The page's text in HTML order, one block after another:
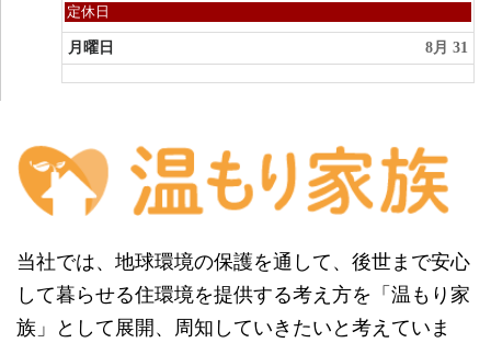
日
曜
日,
8
月
定休日
月曜日 8月 31
当社では、地球環境の保護を通して、後世まで安心
して暮らせる住環境を提供する考え方を「温もり家
族」として展開、周知していきたいと考えていま